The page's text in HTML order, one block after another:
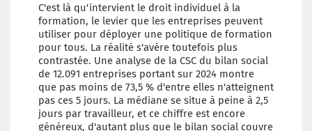
C'est là qu'intervient le droit individuel à la
formation, le levier que les entreprises peuvent
utiliser pour déployer une politique de formation
pour tous. La réalité s'avère toutefois plus
contrastée. Une analyse de la CSC du bilan social
de 12.091 entreprises portant sur 2024 montre
que pas moins de 73,5 % d'entre elles n'atteignent
pas ces 5 jours. La médiane se situe à peine à 2,5
jours par travailleur, et ce chiffre est encore
généreux, d'autant plus que le bilan social couvre